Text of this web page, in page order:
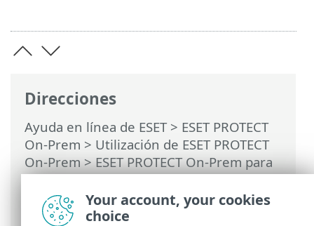
Direcciones
Ayuda en línea de ESET> ESET PROTECT
On-Prem > Utilización de ESET PROTECT
On-Prem>ESET PROTECT On-Prem para
proveedores de servicios administrados
(MSP)> Proceso de implementación para
MSP> Implementación local del agente
Your account, your cookies
choice